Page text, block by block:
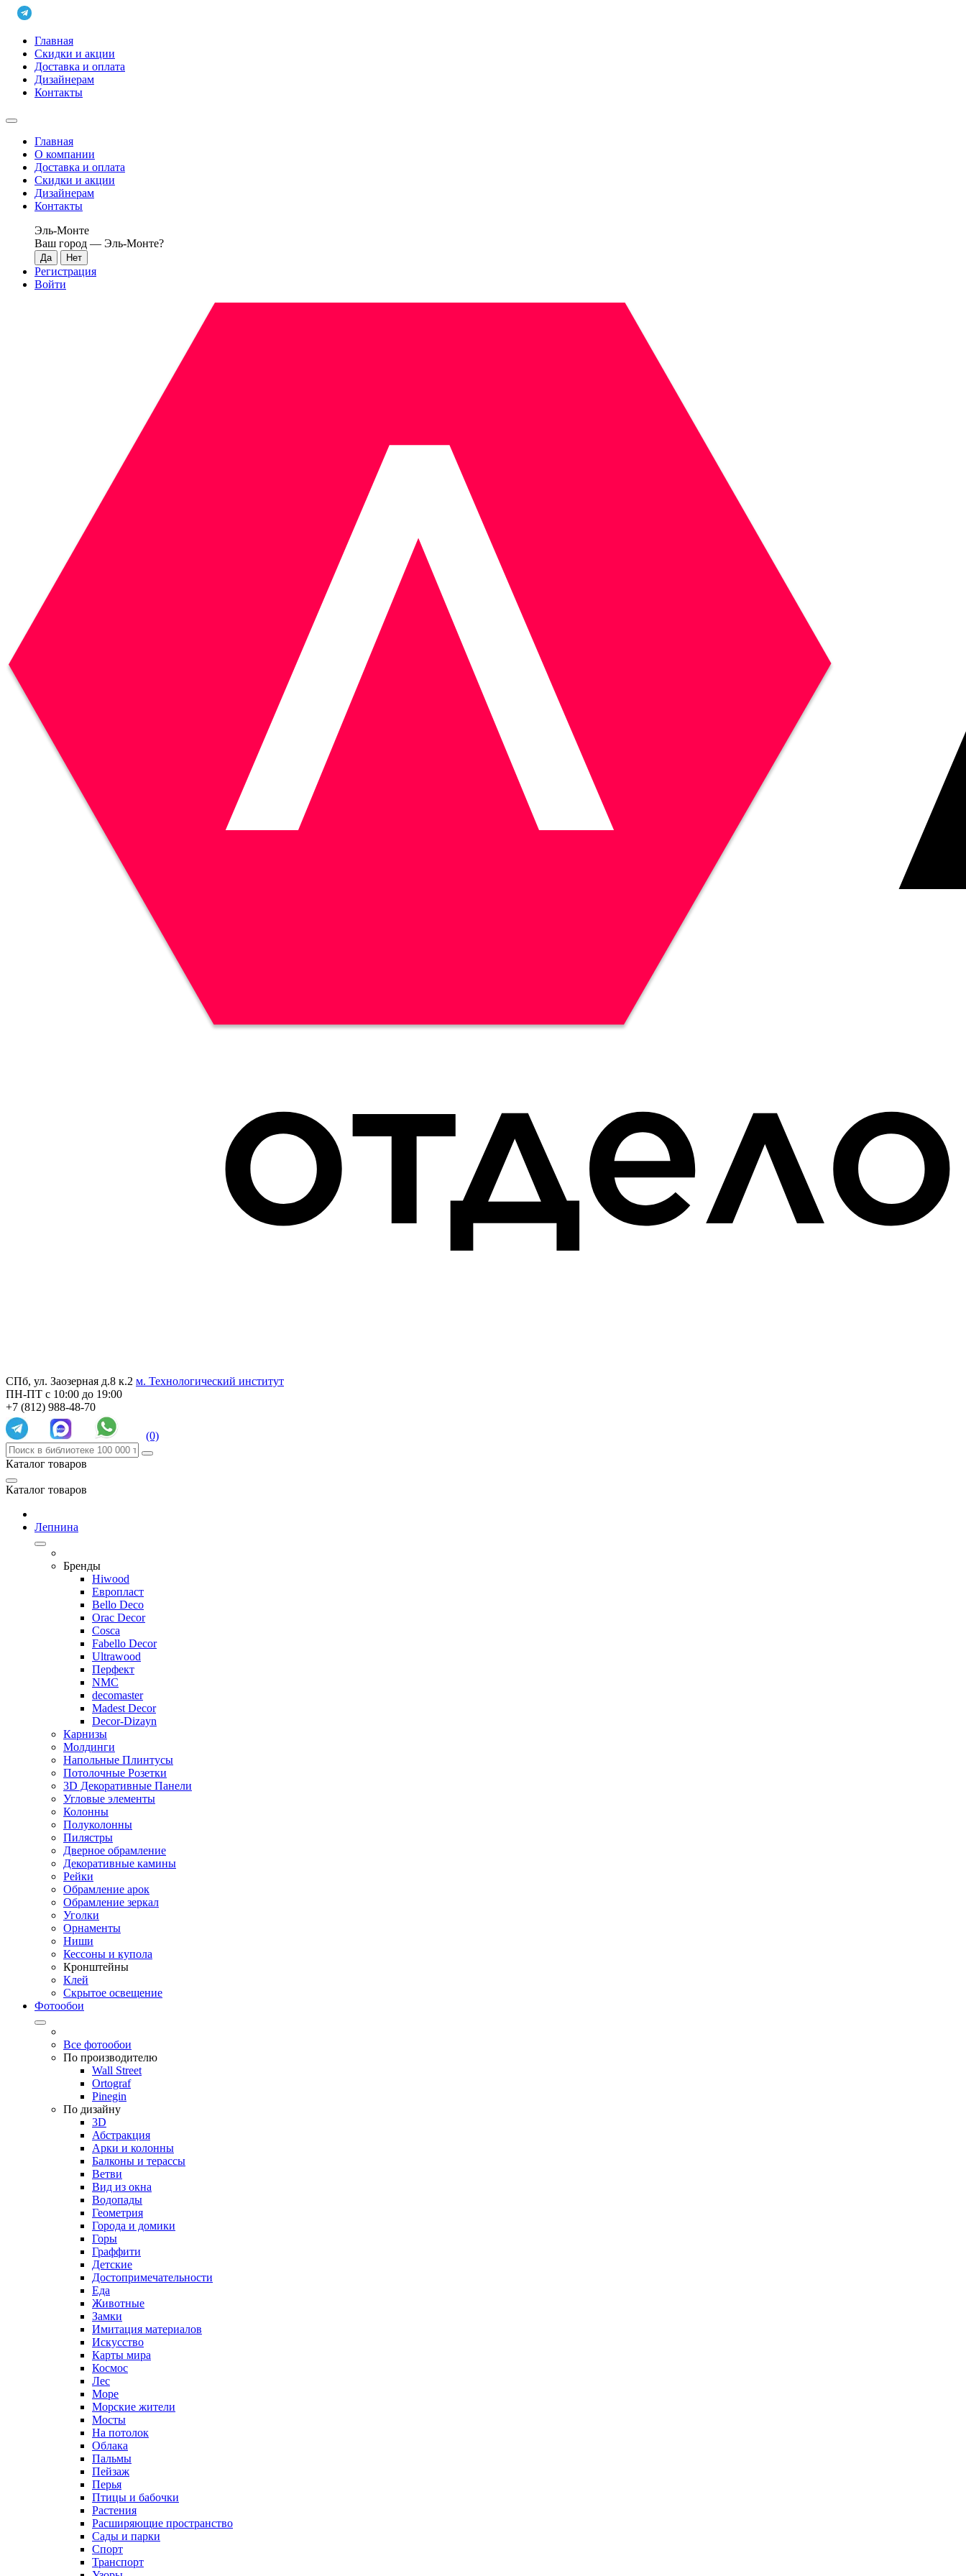
Главная
Скидки и акции
Доставка и оплата
Дизайнерам
Контакты
Главная
О компании
Доставка и оплата
Скидки и акции
Дизайнерам
Контакты
Эль-Монте
Ваш город — Эль-Монте?
Регистрация
Войти
СПб, ул. Заозерная д.8 к.2 м. Технологический институт
ПН-ПТ с 10:00 до 19:00
+7 (812) 988-48-70
(0)
Каталог товаров
Каталог товаров
Лепнина
Бренды
Hiwood
Европласт
Bello Deco
Orac Decor
Cosca
Fabello Decor
Ultrawood
Перфект
NMC
decomaster
Madest Decor
Decor-Dizayn
Карнизы
Молдинги
Напольные Плинтусы
Потолочные Розетки
3D Декоративные Панели
Угловые элементы
Колонны
Полуколонны
Пилястры
Дверное обрамление
Декоративные камины
Рейки
Обрамление арок
Обрамление зеркал
Уголки
Орнаменты
Ниши
Кессоны и купола
Кронштейны
Клей
Скрытое освещение
Фотообои
Все фотообои
По производителю
Wall Street
Ortograf
Pinegin
По дизайну
3D
Абстракция
Арки и колонны
Балконы и терассы
Ветви
Вид из окна
Водопады
Геометрия
Города и домики
Горы
Граффити
Детские
Достопримечательности
Еда
Животные
Замки
Имитация материалов
Искусство
Карты мира
Космос
Лес
Море
Морские жители
Мосты
На потолок
Облака
Пальмы
Пейзаж
Перья
Птицы и бабочки
Растения
Расширяющие пространство
Сады и парки
Спорт
Транспорт